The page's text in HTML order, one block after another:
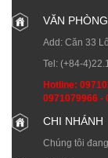
VĂN PHÒNG
Add: Căn 33
Tel: (+84-
Hotline:
0971079966 -
CHI NHÁNH
Chúng tôi